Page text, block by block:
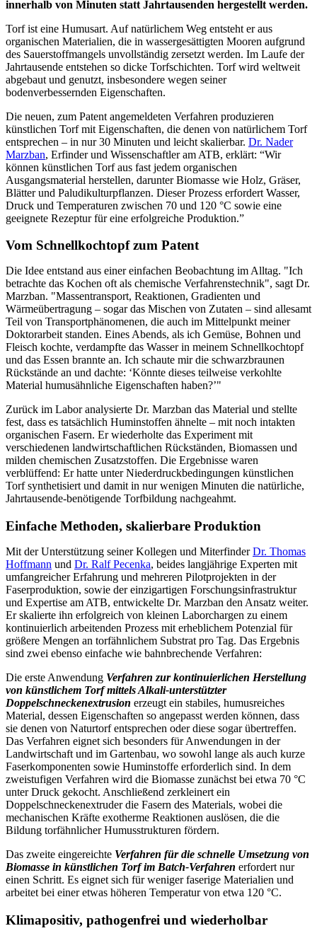
innerhalb von Minuten statt Jahrtausenden hergestellt werden.
Torf ist eine Humusart. Auf natürlichem Weg entsteht er aus
organischen Materialien, die in wassergesättigten Mooren aufgrund
des Sauerstoffmangels unvollständig zersetzt werden. Im Laufe der
Jahrtausende entstehen so dicke Torfschichten. Torf wird weltweit
abgebaut und genutzt, insbesondere wegen seiner
bodenverbessernden Eigenschaften.
Die neuen, zum Patent angemeldeten Verfahren produzieren
künstlichen Torf mit Eigenschaften, die denen von natürlichem Torf
entsprechen – in nur 30 Minuten und leicht skalierbar. Dr. Nader
Marzban, Erfinder und Wissenschaftler am ATB, erklärt: “Wir
können künstlichen Torf aus fast jedem organischen
Ausgangsmaterial herstellen, darunter Biomasse wie Holz, Gräser,
Blätter und Paludikulturpflanzen. Dieser Prozess erfordert Wasser,
Druck und Temperaturen zwischen 70 und 120 °C sowie eine
geeignete Rezeptur für eine erfolgreiche Produktion.”
Vom Schnellkochtopf zum Patent
Die Idee entstand aus einer einfachen Beobachtung im Alltag. "Ich
betrachte das Kochen oft als chemische Verfahrenstechnik", sagt Dr.
Marzban. "Massentransport, Reaktionen, Gradienten und
Wärmeübertragung – sogar das Mischen von Zutaten – sind allesamt
Teil von Transportphänomenen, die auch im Mittelpunkt meiner
Doktorarbeit standen. Eines Abends, als ich Gemüse, Bohnen und
Fleisch kochte, verdampfte das Wasser in meinem Schnellkochtopf
und das Essen brannte an. Ich schaute mir die schwarzbraunen
Rückstände an und dachte: ‘Könnte dieses teilweise verkohlte
Material humusähnliche Eigenschaften haben?’"
Zurück im Labor analysierte Dr. Marzban das Material und stellte
fest, dass es tatsächlich Huminstoffen ähnelte – mit noch intakten
organischen Fasern. Er wiederholte das Experiment mit
verschiedenen landwirtschaftlichen Rückständen, Biomassen und
milden chemischen Zusatzstoffen. Die Ergebnisse waren
verblüffend: Er hatte unter Niederdruckbedingungen künstlichen
Torf synthetisiert und damit in nur wenigen Minuten die natürliche,
Jahrtausende-benötigende Torfbildung nachgeahmt.
Einfache Methoden, skalierbare Produktion
Mit der Unterstützung seiner Kollegen und MiterfinderDr. Thomas
Hoffmann und Dr. Ralf Pecenka, beides langjährige Experten mit
umfangreicher Erfahrung und mehreren Pilotprojekten in der
Faserproduktion, sowie der einzigartigen Forschungsinfrastruktur
und Expertise am ATB, entwickelte Dr. Marzban den Ansatz weiter.
Er skalierte ihn erfolgreich von kleinen Laborchargen zu einem
kontinuierlich arbeitenden Prozess mit erheblichem Potenzial für
größere Mengen an torfähnlichem Substrat pro Tag. Das Ergebnis
sind zwei ebenso einfache wie bahnbrechende Verfahren:
Die erste Anwendung Verfahren zur kontinuierlichen Herstellung
von künstlichem Torf mittels Alkali-unterstützter
Doppelschneckenextrusion erzeugt ein stabiles, humusreiches
Material, dessen Eigenschaften so angepasst werden können, dass
sie denen von Naturtorf entsprechen oder diese sogar übertreffen.
Das Verfahren eignet sich besonders für Anwendungen in der
Landwirtschaft und im Gartenbau, wo sowohl lange als auch kurze
Faserkomponenten sowie Huminstoffe erforderlich sind. In dem
zweistufigen Verfahren wird die Biomasse zunächst bei etwa 70 °C
unter Druck gekocht. Anschließend zerkleinert ein
Doppelschneckenextruder die Fasern des Materials, wobei die
mechanischen Kräfte exotherme Reaktionen auslösen, die die
Bildung torfähnlicher Humusstrukturen fördern.
Das zweite eingereichte Verfahren für die schnelle Umsetzung von
Biomasse in künstlichen Torf im Batch-Verfahren erfordert nur
einen Schritt. Es eignet sich für weniger faserige Materialien und
arbeitet bei einer etwas höheren Temperatur von etwa 120 °C.
Klimapositiv, pathogenfrei und wiederholbar